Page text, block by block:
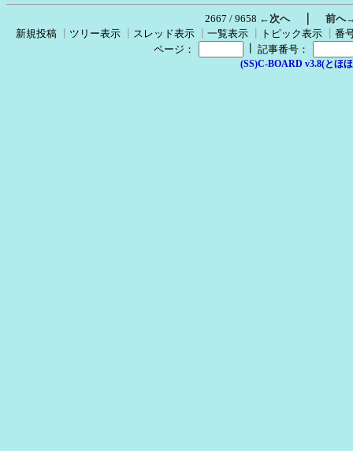
2667 / 9658 ←次へ｜前へ
新規投稿
ツリー表示 スレッド表示 一覧表示 トピック表示
番
ページ：
┃記事番号：
(SS)C-BOARD v3.8(とほ